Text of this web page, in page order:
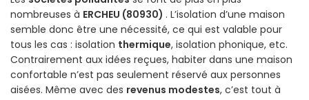
nombreuses à ERCHEU (80930) . L’isolation d’une maison
semble donc être une nécessité, ce qui est valable pour
tous les cas : isolation thermique, isolation phonique, etc.
Contrairement aux idées reçues, habiter dans une maison
confortable n’est pas seulement réservé aux personnes
aisées. Même avec des revenus modestes, c’est tout à